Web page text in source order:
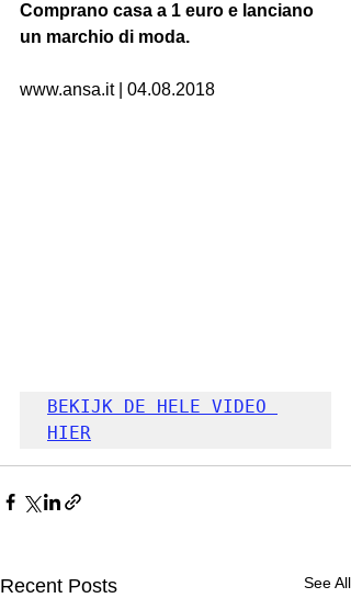
Comprano casa a 1 euro e lanciano
un marchio di moda.
www.ansa.it | 04.08.2018
BEKIJK DE HELE VIDEO
HIER
Recent Posts See All